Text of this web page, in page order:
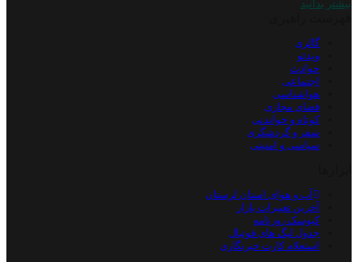
بیشتر بدانید
گالری
ویدئو
حوادث
اجتماعی
هواشناسی
فضای مجازی
کوتاه و خواندنی
سفر و گردشگری
سیاسی و امنیتی
آب و هوای استان لرستان
آخرین تغییرات بازار
کیوسک روزنامه
جدول لیگ های فوتبال
استعلام کارت خبرنگاری